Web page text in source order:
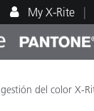
My X-Rite
productos
y Empaques
educativos
del color X-